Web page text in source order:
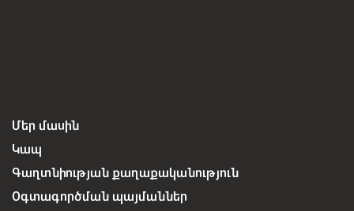
Մեր մասին
Կապ
Գաղտնիության քաղաքականություն
Օգտագործման պայմաններ